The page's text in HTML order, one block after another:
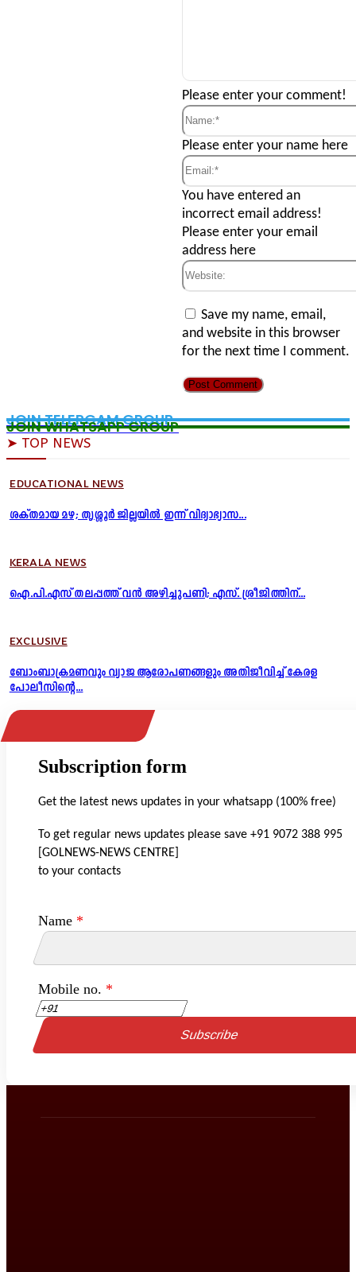
Comment:
Please enter your comment!
Name:*
Please enter your name here
Email:*
You have entered an
incorrect email address!
Please enter your email
address here
Save my name, email,
and website in this browser
for the next time I comment.
JOIN TELERGAM GROUP
JOIN WHATSAPP GROUP
➤ TOP NEWS
EDUCATIONAL NEWS
ശക്തമായ മഴ; തൃശ്ശൂർ ജില്ലയിൽ ഇന്ന് വിദ്യാഭ്യാസ...
KERALA NEWS
ഐ.പി.എസ് തലപ്പത്ത് വൻ അഴിച്ചുപണി; എസ്. ശ്രീജിത്തിന്...
EXCLUSIVE
ബോംബാക്രമണവും വ്യാജ ആരോപണങ്ങളും അതിജീവിച്ച് കേരള
പോലീസിന്റെ...
Subscription form
Get the latest news updates in your whatsapp (100% free)
To get regular news updates please save +91 9072 388 995
[GOLNEWS-NEWS CENTRE]
to your contacts
Name *
Mobile no. *